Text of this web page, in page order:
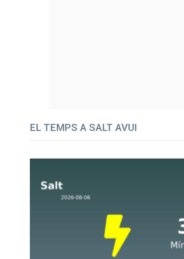
EL TEMPS A SALT AVUI